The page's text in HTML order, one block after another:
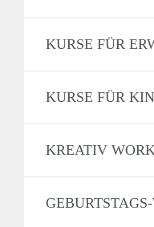
KURSE FÜR
KURSE FÜR
KREATIV